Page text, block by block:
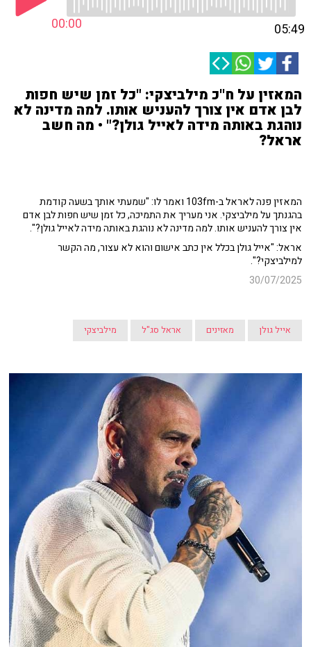
00:00 05:49
המאזין על ח''כ מילביצקי: "כל זמן שיש חפות
לבן אדם אין צורך להעניש אותו. למה מדינה לא
נוהגת באותה מידה לאייל גולן?" • מה חשב
אראל?
המאזין פנה לאראל ב-103fm ואמר לו: "שמעתי אותך בשעה קודמת
בהגנתך על מילביצקי. אני מעריך את התמיכה, כל זמן שיש חפות לבן אדם
אין צורך להעניש אותו. למה מדינה לא נוהגת באותה מידה לאייל גולן?".
אראל: "אייל גולן בכלל אין כתב אישום והוא לא עצור, מה הקשר
למילביצקי?".
30/07/2025
אייל גולן מאזינים אראל סג"ל מילביצקי